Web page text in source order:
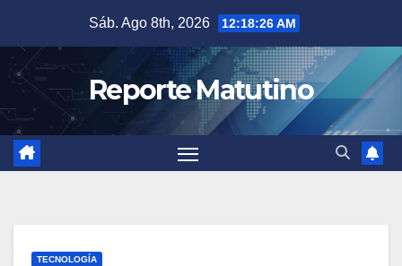
contenido
Sáb. Ago 8th, 2026 12:18:27 AM
Reporte Matutino
TECNOLOGÍA